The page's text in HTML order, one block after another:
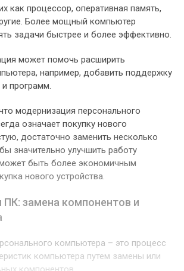
как процессор, оперативная память,
Более мощный компьютер
задачи быстрее и более эффективно.
может помочь расширить
например, добавить поддержку
и программ.
модернизация персонального
означает покупку нового
достаточно заменить несколько
значительно улучшить работу
быть более экономичным
нового устройства.
замена компонентов и
компьютера – это процесс
компьютера путем замены или